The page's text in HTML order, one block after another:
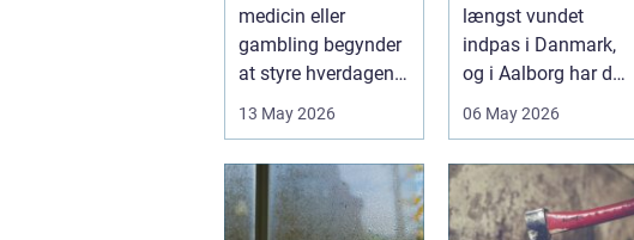
medicin eller
gambling begynder
at styre hverdagen,
påvirker det ikke
kun pers...
13 May 2026
længst vundet
indpas i Danmark,
og i Aalborg har de
små retter fået
deres helt eget li...
06 May 2026